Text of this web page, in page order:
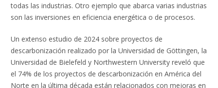
todas las industrias. Otro ejemplo que abarca varias industrias
son las inversiones en eficiencia energética o de procesos.
Un extenso estudio de 2024 sobre proyectos de
descarbonización realizado por la Universidad de Göttingen, la
Universidad de Bielefeld y Northwestern University reveló que
el 74% de los proyectos de descarbonización en América del
Norte en la última década están relacionados con mejoras en